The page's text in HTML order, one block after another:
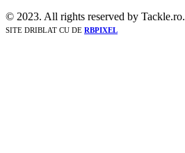
© 2023. All rights reserved by Tackle.ro.
SITE DRIBLAT CU DE RBPIXEL